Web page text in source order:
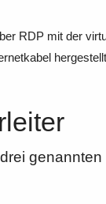
RDP mit der
hergestellt